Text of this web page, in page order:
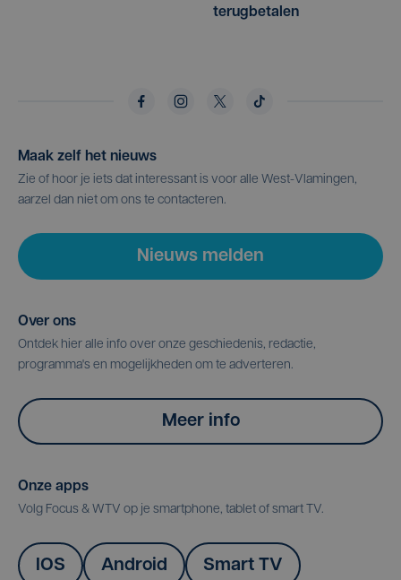
terugbetalen
Maak zelf het nieuws
Zie of hoor je iets dat interessant is voor alle West-Vlamingen,
aarzel dan niet om ons te contacteren.
Nieuws melden
Over ons
Ontdek hier alle info over onze geschiedenis, redactie,
programma's en mogelijkheden om te adverteren.
Meer info
Onze apps
Volg Focus & WTV op je smartphone, tablet of smart TV.
IOS Android Smart TV